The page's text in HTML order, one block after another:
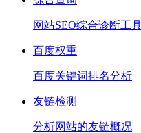
网站SEO综合诊断工
百度权重
百度关键词排名分析
友链检测
分析网站的友链概况